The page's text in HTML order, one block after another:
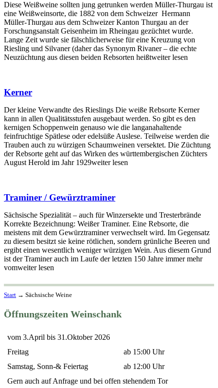
Diese Weißweine sollten jung getrunken werden Müller-Thurgau ist
eine Weißweinsorte, die 1882 von dem Schweizer Hermann
Müller-Thurgau aus dem Schweizer Kanton Thurgau an der
Forschungsanstalt Geisenheim im Rheingau gezüchtet wurde.
Lange Zeit wurde sie fälschlicherweise für eine Kreuzung von
Riesling und Silvaner (daher das Synonym Rivaner – die echte
Neuzüchtung aus diesen beiden Rebsorten heißtweiter lesen
Kerner
Der kleine Verwandte des Rieslings Die weiße Rebsorte Kerner
kann in allen Qualitätsstufen ausgebaut werden. So gibt es den
kernigen Schoppenwein genauso wie die langanahaltende
feinfruchtige Spätlese oder edelsüße Auslese. Teilweise werden die
Trauben auch zu würzigen Schaumweinen versektet. Die Züchtung
der Rebsorte geht auf das Wirken des württembergischen Züchters
August Herold im Jahr 1929weiter lesen
Traminer / Gewürztraminer
Sächsische Spezialität – auch für Winzersekte und Tresterbrände
Korrekte Bezeichnung: Weißer Traminer. Eine Rebsorte, die
meistens mit dem Gewürz­tra­miner verwech­selt wird. Im Gegen­satz
zu diesem besitzt sie keine rötlichen, sondern grün­liche Beeren und
ergibt einen wesent­lich weniger würzigen Wein. Aus diesem Grund
ist der Traminer auch im Laufe der letzten 150 Jahre immer mehr
vomweiter lesen
Start → Sächsische Weine
Öffnungszeiten Weinschank
vom 3.April bis 31.Oktober 2026
Freitag
ab 15:00 Uhr
Samstag, Sonn-& Feiertag
ab 12:00 Uhr
Gern auch auf Anfrage und bei offen stehendem Tor